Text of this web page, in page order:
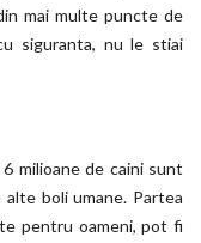
mai multe puncte de
siguranta, nu le stiai
milioane de caini sunt
boli umane. Partea
pentru oameni, pot fi